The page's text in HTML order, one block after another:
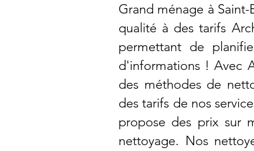
Grand ménage à
qualité à des tarifs
permettant de
d'informations ! Avec
des méthodes de
des tarifs de nos
propose des prix sur
nettoyage. Nos